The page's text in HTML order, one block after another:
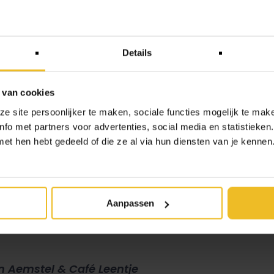
Details
cookies
site persoonlijker te maken, sociale functies mogelijk te
met partners voor advertenties, social media en
hen hebt gedeeld of die ze al via hun diensten van je
Aanpassen
gevoel bij hetunTill kassasysteemmet een betaaloplossing
genoemd.’ Het aantal afrekenpunten in beide
aantal losse handelingen en de administratieve lasten
wennen en vraagt om de juiste
Aemstel & Café Leentje